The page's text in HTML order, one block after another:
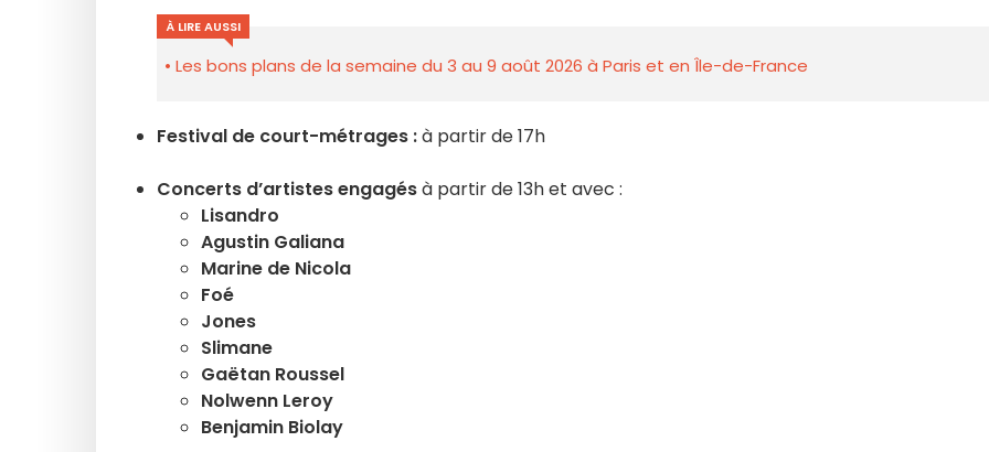
À LIRE AUSSI
Les bons plans de la semaine du 3 au 9 août 2026 à Paris et en Île-de-France
Festival de court-métrages :à partir de 17h
Concerts d’artistes engagésà partir de 13h et avec :
Lisandro
Agustin Galiana
Marine de Nicola
Foé
Jones
Slimane
Gaëtan Roussel
Nolwenn Leroy
Benjamin Biolay